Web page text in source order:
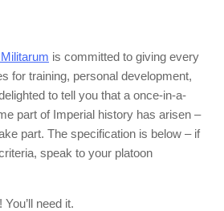
is committed to giving every
for training, personal development,
to tell you that a once-in-a-
part of Imperial history has arisen –
part. The specification is below – if
speak to your platoon
need it.